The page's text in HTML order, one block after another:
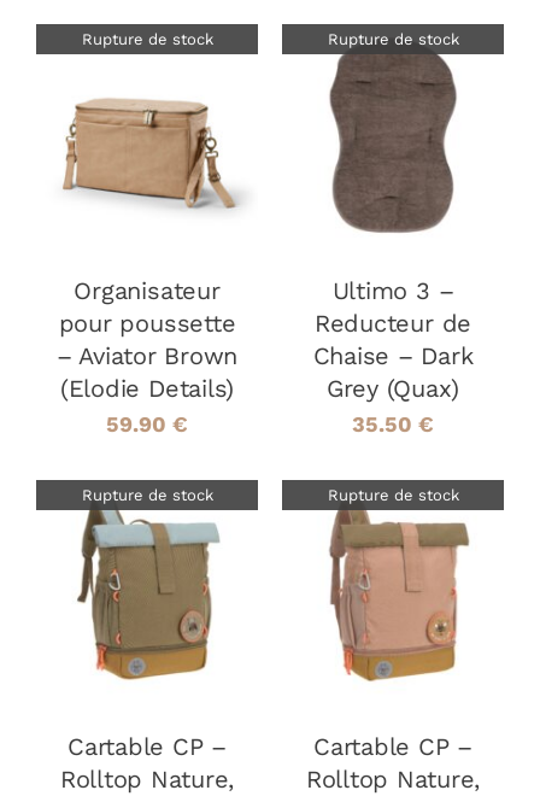
Rupture de stock
Organisateur
pour poussette
– Aviator Brown
(Elodie Details)
59.90 €
Rupture de stock
DÉTAILS
Ultimo 3 –
Reducteur de
Chaise – Dark
Grey (Quax)
35.50 €
Rupture de stock
DÉTAILS
Cartable CP –
Rolltop Nature,
Rupture de stock
DÉTAILS
Cartable CP –
Rolltop Nature,